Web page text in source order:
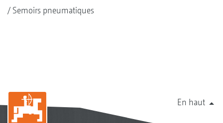
Semoirs pneumatiques
En haut